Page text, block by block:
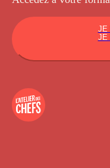
JE
JE